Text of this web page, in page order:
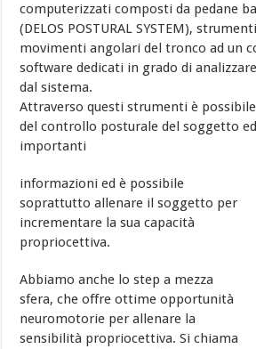
computerizzati composti da pedane
(DELOS POSTURAL SYSTEM),
movimenti angolari del tronco ad un
software dedicati in grado di
dal sistema.
Attraverso questi strumenti è
del controllo posturale del soggetto
importanti
informazioni ed è possibile
soprattutto allenare il soggetto per
incrementare la sua capacità
propriocettiva.
Abbiamo anche lo step a mezza
sfera, che offre ottime opportunità
neuromotorie per allenare la
sensibilità propriocettiva. Si chiama